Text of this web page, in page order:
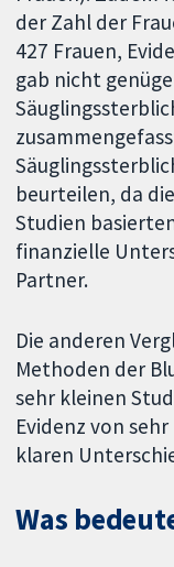
der Zahl der
427 Frauen,
gab nicht
beurteilen, da
Studien
finanzielle
Partner.
Die anderen
Methoden der
sehr kleinen
Evidenz von
klaren
Was